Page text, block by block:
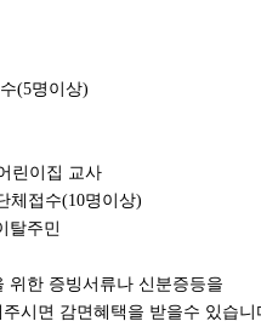
(5명이상)
린이집 교사
체접수(10명이상)
탈주민
위한 증빙서류나 신분증등을
시면 감면혜택을 받을수 있습니